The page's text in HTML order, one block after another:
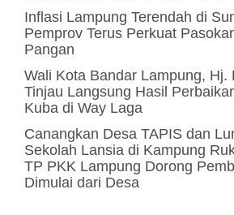
Inflasi Lampung Terendah di
Pemprov Terus Perkuat
Pangan
Wali Kota Bandar Lampung, Hj.
Tinjau Langsung Hasil
Kuba di Way Laga
Canangkan Desa TAPIS dan
Sekolah Lansia di Kampung
TP PKK Lampung Dorong
Dimulai dari Desa